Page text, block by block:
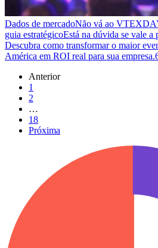
Dados de mercadoNão vá ao
guia estratégicoEstá na dúvida se vale
Descubra como transformar o maior
América em ROI real para sua empresa.
Anterior
1
2
…
18
Próxima